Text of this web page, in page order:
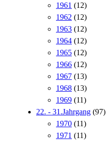
1961 (12)
1962 (12)
1963 (12)
1964 (12)
1965 (12)
1966 (12)
1967 (13)
1968 (13)
1969 (11)
22. - 31.Jahrgang (97)
1970 (11)
1971 (11)